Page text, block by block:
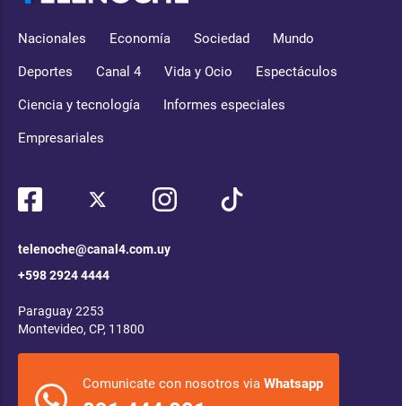
Nacionales Economía Sociedad Mundo
Deportes Canal 4 Vida y Ocio Espectáculos
Ciencia y tecnología Informes especiales
Empresariales
telenoche@canal4.com.uy
+598 2924 4444
Paraguay 2253
Montevideo, CP, 11800
Comunicate con nosotros via Whatsapp